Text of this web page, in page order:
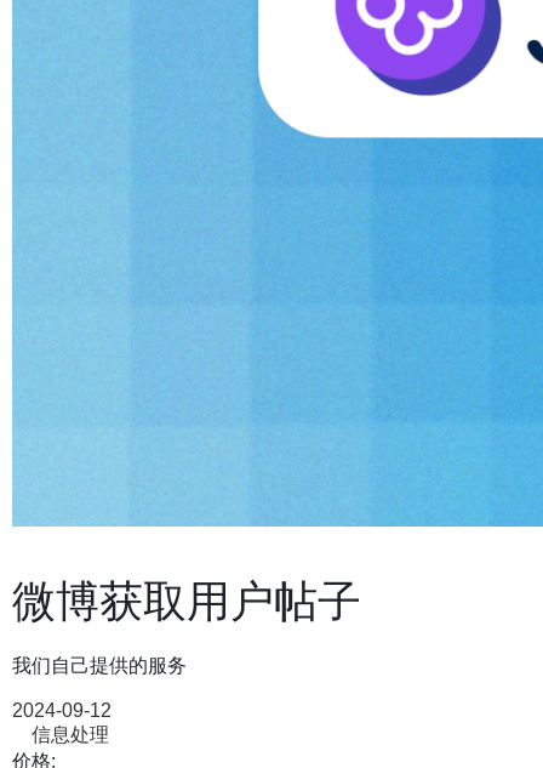
微博获取用户帖子
我们自己提供的服务
2024-09-12
信息处理
价格: